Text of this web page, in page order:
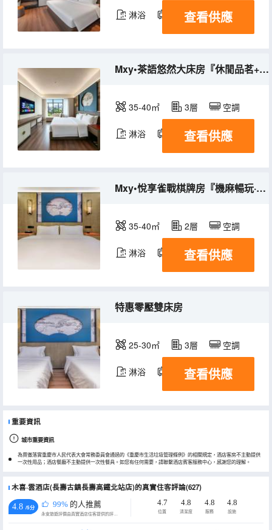
淋浴 電視機
查看供應
Mxy•茶語悠然大床房『休閒品茗+小冰箱+零壓深睡呵護』
35-40㎡ 3層 空調
淋浴 電視機
查看供應
Mxy•悅享雀戰棋牌房『機麻暢玩·血戰到底·享歡樂時光』
35-40㎡ 2層 空調
淋浴 電視機
查看供應
特惠零壓雙床房
25-30㎡ 3層 空調
淋浴 電視機
查看供應
重要資訊
城市重要資訊
為貫徹落實重慶市人民代表大會常務委員會通過的《重慶市生活垃圾管理條例》的相關規定，酒店客房不主動提供
一次性用品；酒店餐廳不主動提供一次性餐具。如您有任何需要，請聯繫酒店賓客服務中心，感謝您的理解。
木喜·雲酒店(長壽古鎮長壽高鐵北站店)的真實住客評論(627)
4.8 /5分 99% 的人推薦
永安旅遊評價由真實酒店住客提供的評價。
4.7
位置
4.8
清潔度
4.8
服務
4.8
設施